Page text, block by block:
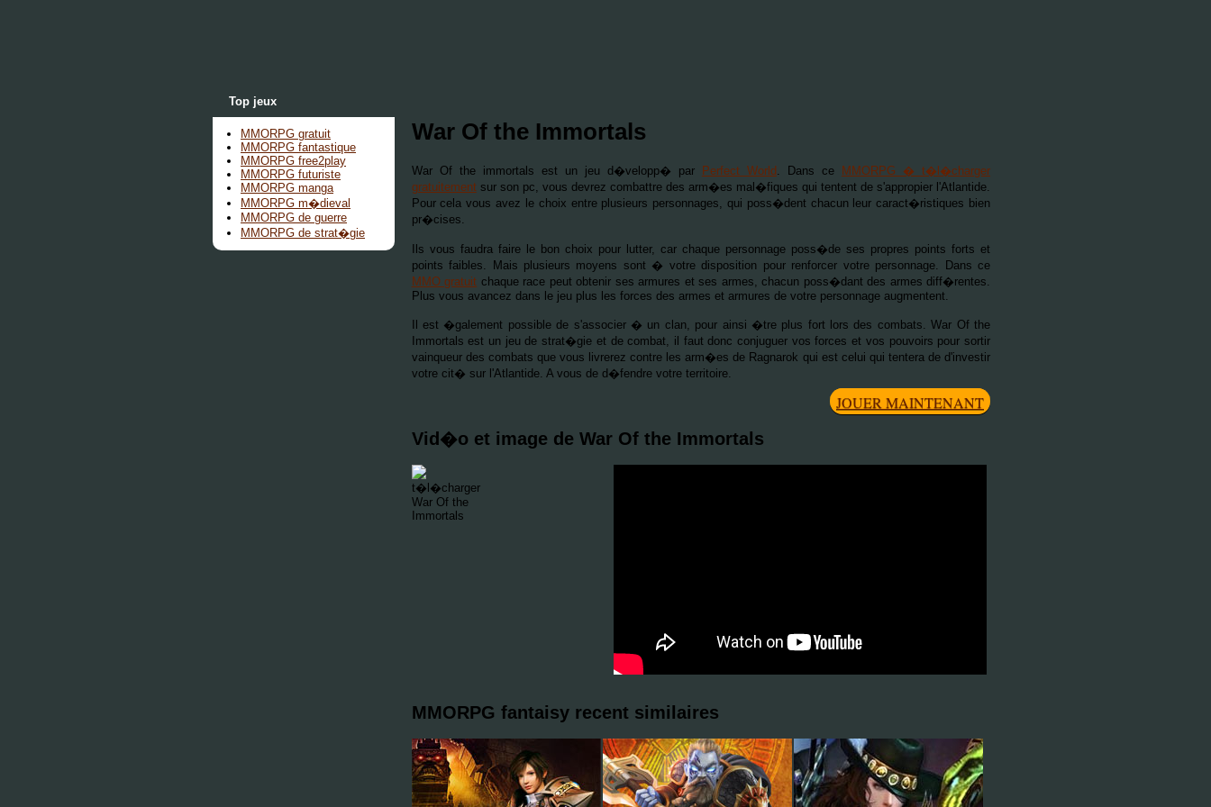
Top jeux
MMORPG gratuit
MMORPG fantastique
MMORPG free2play
MMORPG futuriste
MMORPG manga
MMORPG m�dieval
MMORPG de guerre
MMORPG de strat�gie
War Of the Immortals
War Of the immortals est un jeu d�velopp� par Perfect World . Dans ce
MMORPG � t�l�charger
gratuitement sur son pc, vous devrez combattre des arm�es mal�fiques qui tentent de s'appropier l'Atlantide.
Pour cela vous avez le choix entre plusieurs personnages, qui poss�dent chacun leur caract�ristiques bien
pr�cises.
Ils vous faudra faire le bon choix pour lutter, car chaque personnage poss�de ses propres points forts et
points faibles. Mais plusieurs moyens sont � votre disposition pour renforcer votre personnage. Dans ce
MMO gratuit chaque race peut obtenir ses armures et ses armes, chacun poss�dant des armes diff�rentes.
Plus vous avancez dans le jeu plus les forces des armes et armures de votre personnage augmentent.
Il est �galement possible de s'associer � un clan, pour ainsi �tre plus fort lors des combats. War Of the
Immortals est un jeu de strat�gie et de combat, il faut donc conjuguer vos forces et vos pouvoirs pour sortir
vainqueur des combats que vous livrerez contre les arm�es de Ragnarok qui est celui qui tentera de d'investir
votre cit� sur l'Atlantide. A vous de d�fendre votre territoire.
JOUER MAINTENANT
Vid�o et image de War Of the Immortals
MMORPG fantaisy recent similaires